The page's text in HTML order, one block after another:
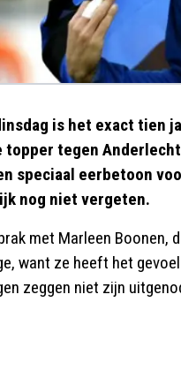
is het exact tien
topper tegen
speciaal eerbetoon
nog niet vergeten.
met Marleen Boonen,
want ze heeft het
zeggen niet zijn